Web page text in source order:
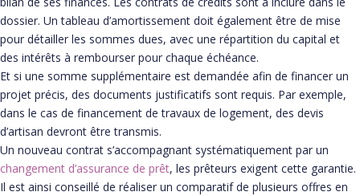
dossier. Un tableau d’amortissement doit également être de mise
pour détailler les sommes dues, avec une répartition du capital et
des intérêts à rembourser pour chaque échéance.
Et si une somme supplémentaire est demandée afin de financer un
projet précis, des documents justificatifs sont requis. Par exemple,
dans le cas de financement de travaux de logement, des devis
d’artisan devront être transmis.
Un nouveau contrat s’accompagnant systématiquement par un
changement d’assurance de prêt, les prêteurs exigent cette garantie.
Il est ainsi conseillé de réaliser un comparatif de plusieurs offres en